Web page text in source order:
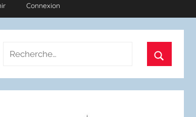
Connexion
Recherche
: